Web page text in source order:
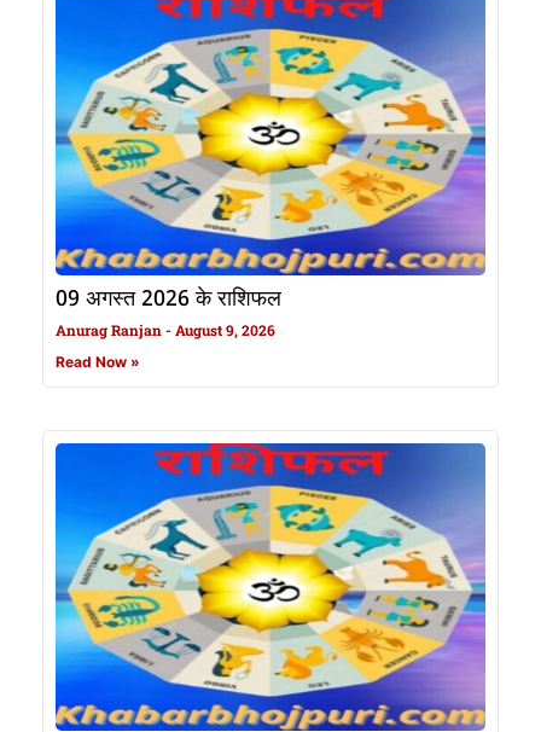
09 अगस्त 2026 के राशिफल
Anurag Ranjan August 9, 2026
Read Now »